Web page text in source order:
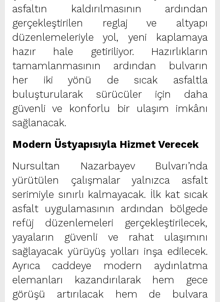
asfaltın kaldırılmasının ardından
gerçekleştirilen reglaj ve altyapı
düzenlemeleriyle yol, yeni kaplamaya
hazır hale getiriliyor. Hazırlıkların
tamamlanmasının ardından bulvarın
her iki yönü de sıcak asfaltla
buluşturularak sürücüler için daha
güvenli ve konforlu bir ulaşım imkânı
sağlanacak.
Modern Üstyapısıyla Hizmet Verecek
Nursultan Nazarbayev Bulvarı’nda
yürütülen çalışmalar yalnızca asfalt
serimiyle sınırlı kalmayacak. İlk kat sıcak
asfalt uygulamasının ardından bölgede
refüj düzenlemeleri gerçekleştirilecek,
yayaların güvenli ve rahat ulaşımını
sağlayacak yürüyüş yolları inşa edilecek.
Ayrıca caddeye modern aydınlatma
elemanları kazandırılarak hem gece
görüşü artırılacak hem de bulvara